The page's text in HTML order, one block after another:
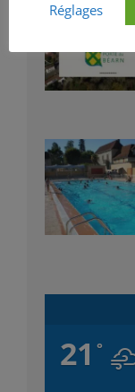
21 °
Réglages